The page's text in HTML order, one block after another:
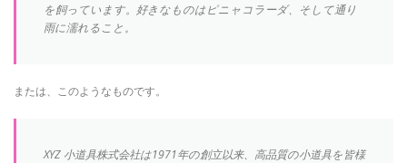
を飼っています。好きなものはピニャコラーダ、そして通り
雨に濡れること。
または、このようなものです。
XYZ 小道具株式会社は1971年の創立以来、高品質の小道具を皆様